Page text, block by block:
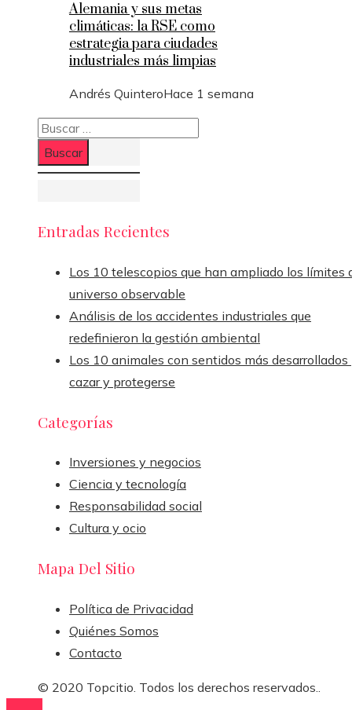
Alemania y sus metas
climáticas: la RSE como
estrategia para ciudades
industriales más limpias
Andrés QuinteroHace 1 semana
Buscar:
Entradas Recientes
Los 10 telescopios que han ampliado los límites
universo observable
Análisis de los accidentes industriales que
redefinieron la gestión ambiental
Los 10 animales con sentidos más desarrollados
cazar y protegerse
Categorías
Inversiones y negocios
Ciencia y tecnología
Responsabilidad social
Cultura y ocio
Mapa Del Sitio
Política de Privacidad
Quiénes Somos
Contacto
© 2020 Topcitio. Todos los derechos reservados..